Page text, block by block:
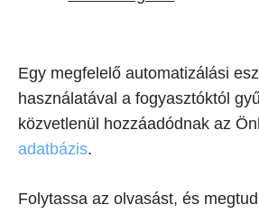
Egy megfelelő automatizálási
használatával a fogyasztóktól
közvetlenül hozzáadódnak az
adatbázis.
Folytassa az olvasást, és